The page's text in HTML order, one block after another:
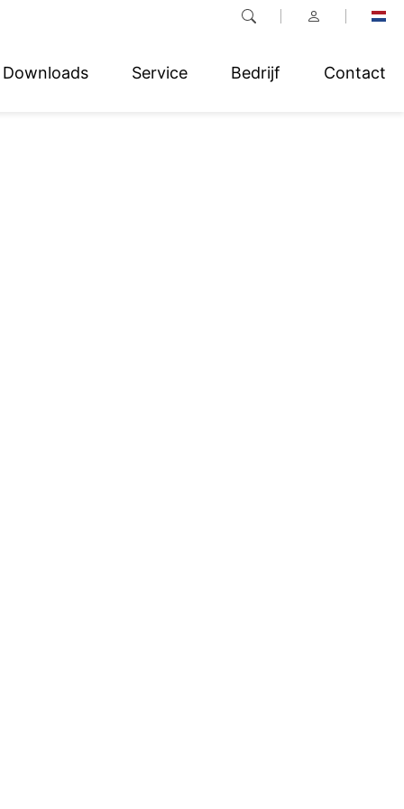
Downloads Service Bedrijf Contact